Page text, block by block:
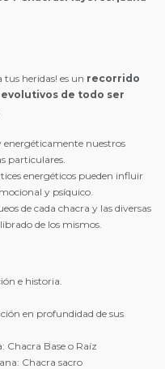
tus heridas! es un recorrido
de todo ser
nuestros
particulares.
energéticos pueden influir
y psíquico.
de cada chacra y las diversas
de los mismos.
e historia.
en profundidad de sus
Chacra Base o Raíz
Chacra sacro